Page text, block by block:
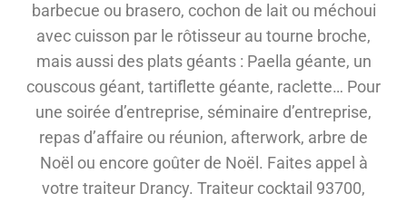
barbecue ou brasero, cochon de lait ou méchoui
avec cuisson par le rôtisseur au tourne broche,
mais aussi des plats géants : Paella géante, un
couscous géant, tartiflette géante, raclette… Pour
une soirée d’entreprise, séminaire d’entreprise,
repas d’affaire ou réunion, afterwork, arbre de
Noël ou encore goûter de Noël. Faites appel à
votre traiteur Drancy. Traiteur cocktail 93700,